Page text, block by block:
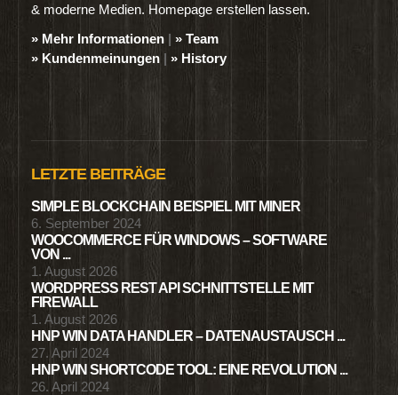
& moderne Medien. Homepage erstellen lassen.
» Mehr Informationen | » Team
» Kundenmeinungen | » History
LETZTE BEITRÄGE
SIMPLE BLOCKCHAIN BEISPIEL MIT MINER
6. September 2024
WOOCOMMERCE FÜR WINDOWS – SOFTWARE
VON ...
1. August 2026
WORDPRESS REST API SCHNITTSTELLE MIT
FIREWALL
1. August 2026
HNP WIN DATA HANDLER – DATENAUSTAUSCH ...
27. April 2024
HNP WIN SHORTCODE TOOL: EINE REVOLUTION ...
26. April 2024